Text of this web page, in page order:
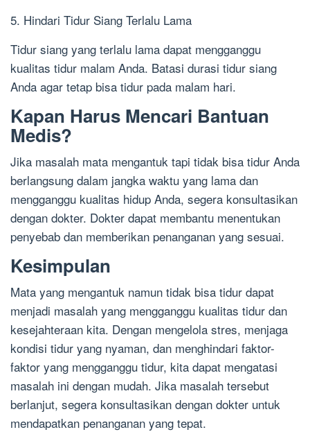
5. Hindari Tidur Siang Terlalu Lama
Tidur siang yang terlalu lama dapat mengganggu
kualitas tidur malam Anda. Batasi durasi tidur siang
Anda agar tetap bisa tidur pada malam hari.
Kapan Harus Mencari Bantuan
Medis?
Jika masalah mata mengantuk tapi tidak bisa tidur Anda
berlangsung dalam jangka waktu yang lama dan
mengganggu kualitas hidup Anda, segera konsultasikan
dengan dokter. Dokter dapat membantu menentukan
penyebab dan memberikan penanganan yang sesuai.
Kesimpulan
Mata yang mengantuk namun tidak bisa tidur dapat
menjadi masalah yang mengganggu kualitas tidur dan
kesejahteraan kita. Dengan mengelola stres, menjaga
kondisi tidur yang nyaman, dan menghindari faktor-
faktor yang mengganggu tidur, kita dapat mengatasi
masalah ini dengan mudah. Jika masalah tersebut
berlanjut, segera konsultasikan dengan dokter untuk
mendapatkan penanganan yang tepat.